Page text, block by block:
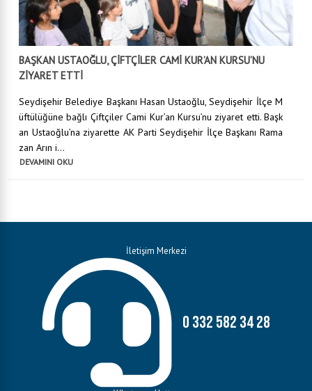
BAŞKAN USTAOĞLU, ÇİFTÇİLER CAMİ KUR’AN KURSU’NU
ZİYARET ETTİ
Seydişehir Belediye Başkanı Hasan Ustaoğlu, Seydişehir İlçe M
üftülüğüne bağlı Çiftçiler Cami Kur’an Kursu’nu ziyaret etti. Başk
an Ustaoğlu’na ziyarette AK Parti Seydişehir İlçe Başkanı Rama
zan Arın i...
DEVAMINI OKU
İletişim Merkezi
0 332 582 34 28